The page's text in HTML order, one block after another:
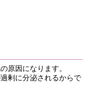
原因になります。
剰に分泌されるからで